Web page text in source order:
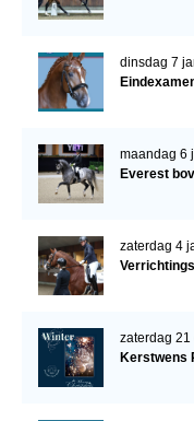
dinsdag 7
maandag 6
Everest
zaterdag 4
zaterdag
Kerstwens